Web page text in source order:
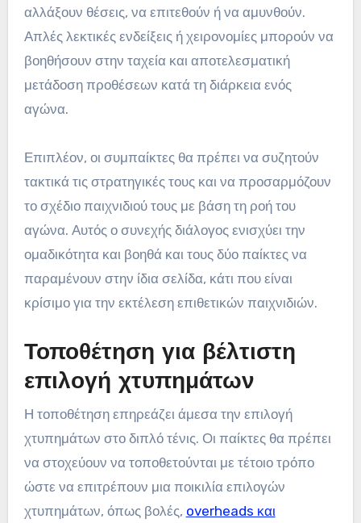
αλλάξουν θέσεις, να επιτεθούν ή να αμυνθούν.
Απλές λεκτικές ενδείξεις ή χειρονομίες μπορούν να
βοηθήσουν στην ταχεία και αποτελεσματική
μετάδοση προθέσεων κατά τη διάρκεια ενός
αγώνα.
Επιπλέον, οι συμπαίκτες θα πρέπει να συζητούν
τακτικά τις στρατηγικές τους και να προσαρμόζουν
το σχέδιο παιχνιδιού τους με βάση τη ροή του
αγώνα. Αυτός ο συνεχής διάλογος ενισχύει την
ομαδικότητα και βοηθά και τους δύο παίκτες να
παραμένουν στην ίδια σελίδα, κάτι που είναι
κρίσιμο για την εκτέλεση επιθετικών παιχνιδιών.
Τοποθέτηση για βέλτιστη
επιλογή χτυπημάτων
Η τοποθέτηση επηρεάζει άμεσα την επιλογή
χτυπημάτων στο διπλό τένις. Οι παίκτες θα πρέπει
να στοχεύουν να τοποθετούνται με τέτοιο τρόπο
ώστε να επιτρέπουν μια ποικιλία επιλογών
χτυπημάτων, όπως βολές, overheads και